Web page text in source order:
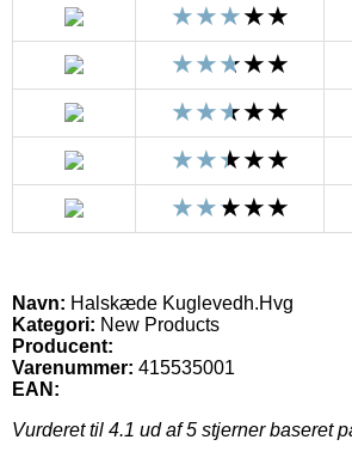
Navn: Halskæde Kuglevedh.Hvg
Kategori: New Products
Producent:
Varenummer: 415535001
EAN:
Vurderet til 4.1 ud af 5 stjerner baseret